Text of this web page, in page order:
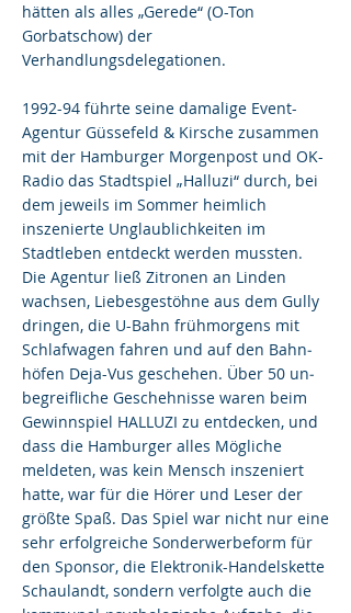
hätten als alles „Gerede“ (O-Ton
Gorbatschow) der
Verhandlungsdelegationen.
1992-94 führte seine damalige Event-
Agentur Güssefeld & Kirsche zusammen
mit der Hamburger Morgenpost und OK-
Radio das Stadtspiel „Halluzi“ durch, bei
dem jeweils im Sommer heimlich
inszenierte Unglaublichkeiten im
Stadtleben entdeckt werden mussten.
Die Agentur ließ Zitronen an Linden
wachsen, Lie­bes­ge­stöh­ne aus dem Gully
dringen, die U-Bahn früh­mor­gens mit
Schlaf­wa­gen fahren und auf den Bahn­
hö­fen De­ja-Vus geschehen. Über 50 un­
be­greif­li­che Ge­scheh­nis­se waren beim
Gewinnspiel HALLUZI zu entdecken, und
dass die Ham­bur­ger alles Mögliche
meldeten, was kein Mensch in­sze­niert
hatte, war für die Hörer und Leser der
größte Spaß. Das Spiel war nicht nur eine
sehr erfolgreiche Sonderwerbeform für
den Sponsor, die Elektronik-Handelskette
Schaulandt, sondern verfolgte auch die